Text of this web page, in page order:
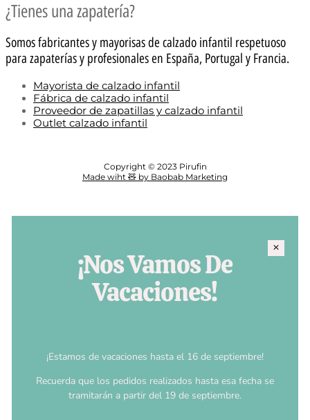
¿Tienes una zapatería?
Somos fabricantes y mayorisas de calzado infantil respetuoso
para zapaterías y profesionales en España, Portugal y Francia.
Mayorista de calzado infantil
Fábrica de calzado infantil
Proveedor de zapatillas y calzado infantil
Outlet calzado infantil
Copyright © 2023 Pirufin
Made wiht 🧸 by Baobab Marketing
¡Nos Vamos De
Vacaciones!
¡Estamos de vacaciones hasta el 16 de septiembre!
Recuerda que los pedidos realizados hasta esa fecha se
tramitarán a partir del 19 de septiembre.